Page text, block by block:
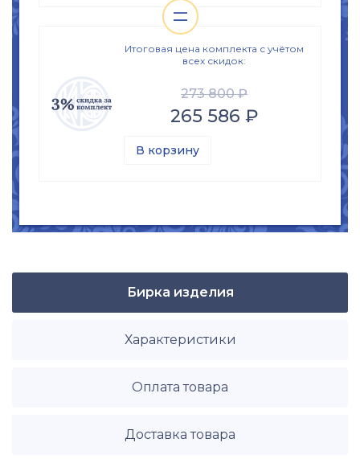
Золото 585
=
Итоговая цена комплекта с учётом
всех скидок:
273 800 ₽
265 586 ₽
В корзину
Бирка изделия
Характеристики
Оплата товара
Доставка товара